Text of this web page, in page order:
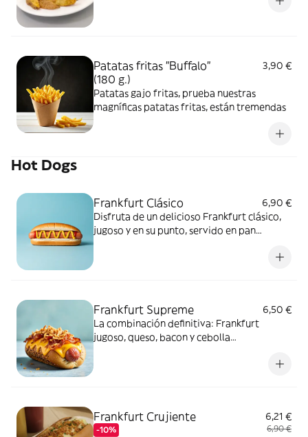
Patatas fritas "Buffalo"
(180 g.)
3,90 €
Patatas gajo fritas, prueba nuestras
magníficas patatas fritas, están tremendas
Hot Dogs
Frankfurt Clásico
6,90 €
Disfruta de un delicioso Frankfurt clásico,
jugoso y en su punto, servido en pan
Frankfurt Supreme
6,50 €
La combinación definitiva: Frankfurt
jugoso, queso, bacon y cebolla
Frankfurt Crujiente
-10%
6,21 €
6,90 €